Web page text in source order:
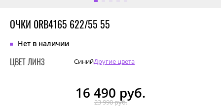
ОЧКИ 0RB4165 622/55 55
Нет в наличии
ЦВЕТ ЛИНЗ СинийДругие цвета
16 490 руб.
23 990 руб.